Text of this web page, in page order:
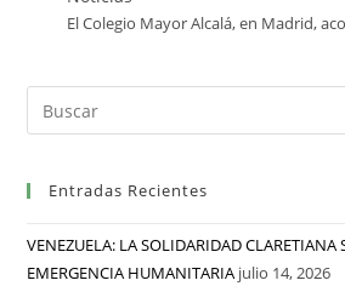
El Colegio Mayor Alcalá, en Madrid,
Entradas Recientes
VENEZUELA: LA SOLIDARIDAD
EMERGENCIA HUMANITARIA julio 14, 2026